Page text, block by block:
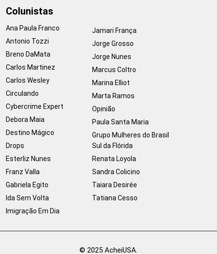
Colunistas
Ana Paula Franco
Antonio Tozzi
Breno DaMata
Carlos Martinez
Carlos Wesley
Circulando
Cybercrime Expert
Debora Maia
Destino Mágico
Drops
Esterliz Nunes
Franz Valla
Gabriela Egito
Ida Sem Volta
Imigração Em Dia
Jamari França
Jorge Grosso
Jorge Nunes
Marcus Coltro
Marina Elliot
Marta Ramos
Opinião
Paula Santa Maria
Grupo Mulheres do Brasil
Sul da Flórida
Renata Loyola
Sandra Colicino
Taiara Desirée
Tatiana Cesso
© 2025 AcheiUSA.